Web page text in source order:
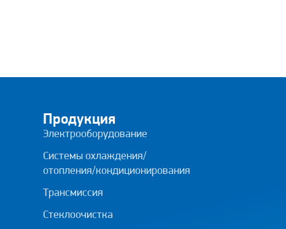
Продукция
Электрооборудование
Системы охлаждения/
отопления/кондиционирования
Трансмиссия
Стеклоочистка